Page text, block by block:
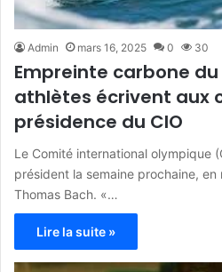
Admin mars 16, 2025 0 30
Empreinte carbone
athlètes écrivent aux
présidence du CIO
Le Comité international olympique
président la semaine prochaine, en
Thomas Bach. «…
Lire la suite »